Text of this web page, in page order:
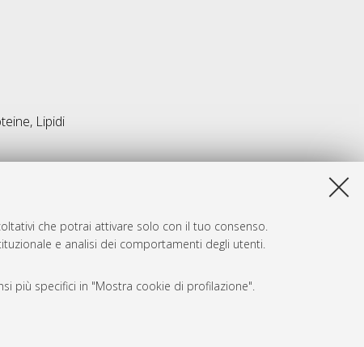
che potrai attivare solo con il tuo consenso.
e analisi dei comportamenti degli utenti.
più specifici in "Mostra cookie di profilazione".
Lipidi